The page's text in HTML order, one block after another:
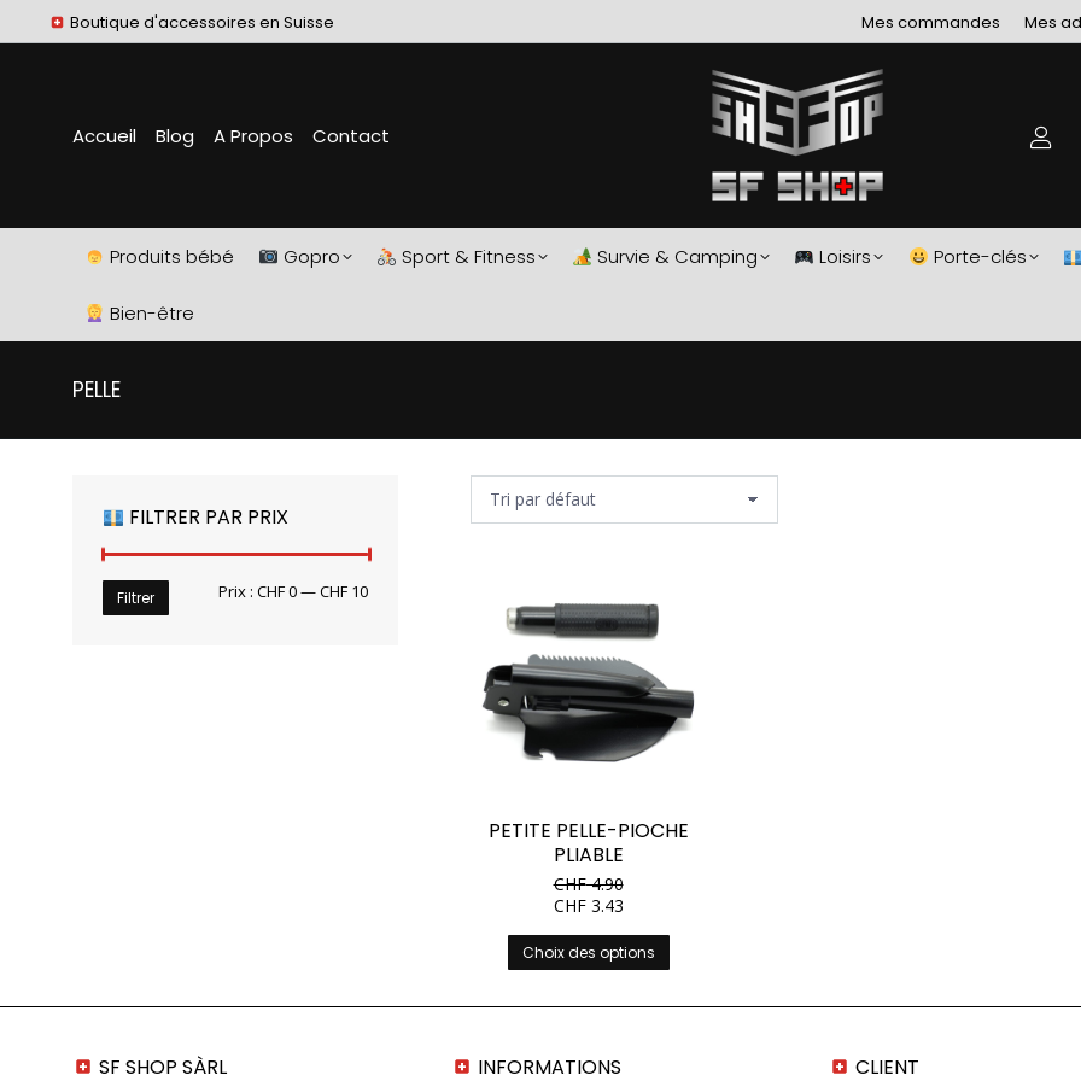
Boutique d'accessoires en Suisse Mes commandes Mes
Accueil Blog A Propos Contact
Produits bébé Gopro Sport & Fitness Survie & Camping Loisirs Porte-clés
Bien-être
PELLE
PETITE PELLE-PIOCHE
PLIABLE
CHF4.90
CHF3.43
Choix des options
Ce
produit
plusieurs
FILTRER PAR PRIX
Prix
Prix
Filtrer Prix : CHF 0—CHF 10
SF SHOP SÀRL INFORMATIONS CLIENT